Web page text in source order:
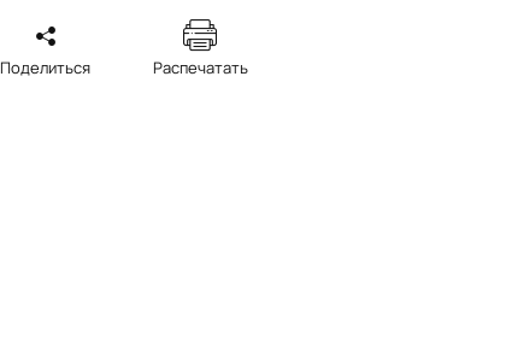
Поделиться Распечатать